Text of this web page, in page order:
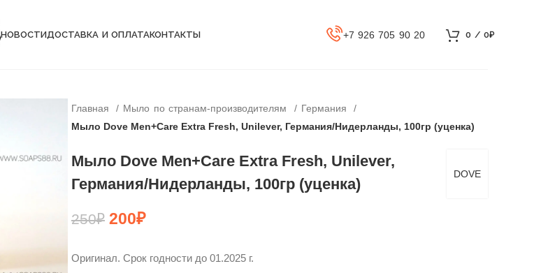
НОВОСТИДОСТАВКА И ОПЛАТАКОНТАКТЫ +7 926 705 90 20 0 / 0₽
Главная Мыло по странам-производителям
Германия
Мыло Dove Men+Care Extra Fresh, Unilever, Германия/Нидерланды, 100гр (уценка)
DOVE
Мыло Dove Men+Care Extra Fresh, Unilever,
Германия/Нидерланды, 100гр (уценка)
250₽ 200₽
Оригинал. Срок годности до 01.2025 г.